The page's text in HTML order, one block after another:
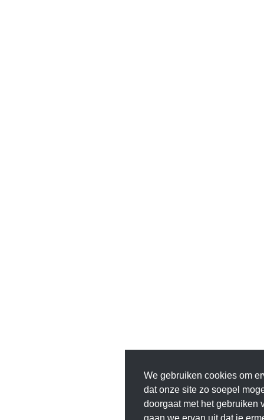
We gebruiken cookies om
dat onze site zo soepel
doorgaat met het gebruiken
gaan we ervan uit dat je